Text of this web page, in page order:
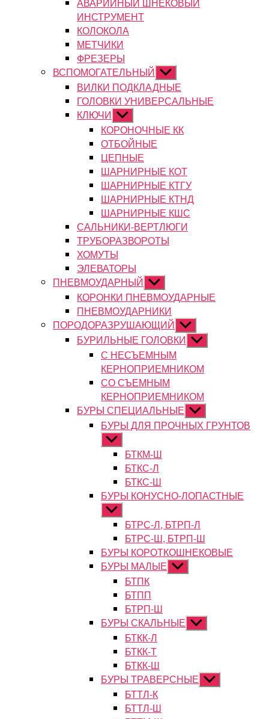
ИНСТРУМЕНТ
КОЛОКОЛА
МЕТЧИКИ
ФРЕЗЕРЫ
ВСПОМОГАТЕЛЬНЫЙ Показывать
подменю
ВИЛКИ ПОДКЛАДНЫЕ
ГОЛОВКИ УНИВЕРСАЛЬНЫЕ
КЛЮЧИ Показывать
подменю
КОРОНОЧНЫЕ КК
ОТБОЙНЫЕ
ЦЕПНЫЕ
ШАРНИРНЫЕ КОТ
ШАРНИРНЫЕ КТГУ
ШАРНИРНЫЕ КТНД
ШАРНИРНЫЕ КШС
САЛЬНИКИ-ВЕРТЛЮГИ
ТРУБОРАЗВОРОТЫ
ХОМУТЫ
ЭЛЕВАТОРЫ
ПНЕВМОУДАРНЫЙ Показывать
подменю
КОРОНКИ ПНЕВМОУДАРНЫЕ
ПНЕВМОУДАРНИКИ
ПОРОДОРАЗРУШАЮЩИЙ Показывать
подменю
БУРИЛЬНЫЕ ГОЛОВКИ Показывать
подменю
С НЕСЪЕМНЫМ
КЕРНОПРИЕМНИКОМ
СО СЪЕМНЫМ
КЕРНОПРИЕМНИКОМ
БУРЫ СПЕЦИАЛЬНЫЕ Показывать
подменю
БУРЫ ДЛЯ ПРОЧНЫХ ГРУНТОВ
Показывать
подменюБТКМ-Ш
БТКС-Л
БТКС-Ш
БУРЫ КОНУСНО-ЛОПАСТНЫЕ
Показывать
подменюБТРС-Л, БТРП-Л
БТРС-Ш, БТРП-Ш
БУРЫ КОРОТКОШНЕКОВЫЕ
БУРЫ МАЛЫЕ Показывать
подменю
БТПК
БТПП
БТРП-Ш
БУРЫ СКАЛЬНЫЕ Показывать
подменю
БТКК-Л
БТКК-Т
БТКК-Ш
БУРЫ ТРАВЕРСНЫЕ Показывать
подменю
БТТЛ-К
БТТЛ-Ш